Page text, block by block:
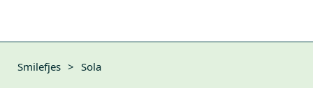
Smilefjes > Sola